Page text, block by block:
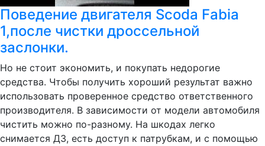
Поведение двигателя Scoda Fabia
1,после чистки дроссельной
заслонки.
Но не стоит экономить, и покупать недорогие
средства. Чтобы получить хороший результат важно
использовать проверенное средство ответственного
производителя. В зависимости от модели автомобиля
чистить можно по-разному. На шкодах легко
снимается ДЗ, есть доступ к патрубкам, и с помощью